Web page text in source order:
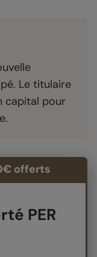
Le titulaire
capital pour
offerts
PER